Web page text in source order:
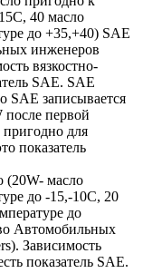
40 масло
до +35,+40) SAE
инженеров
вязкостно-
SAE. SAE
SAE записывается
после первой
для
показатель
(20W- масло
до -15,-10С, 20
до
Автомобильных
Зависимость
показатель SAE.